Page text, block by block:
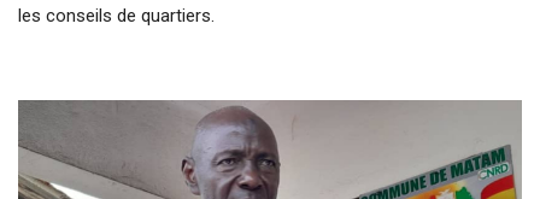
les conseils de quartiers.